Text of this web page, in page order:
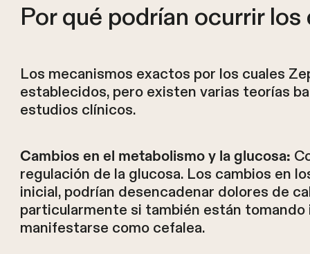
Por qué podrían ocurrir
Los mecanismos exactos por los cuales
establecidos, pero existen varias teorías
estudios clínicos.
Cambios en el metabolismo y la glucosa:
regulación de la glucosa. Los cambios en
inicial, podrían desencadenar dolores de
particularmente si también están tomando
manifestarse como cefalea.